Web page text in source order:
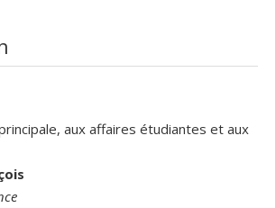
aux affaires étudiantes et aux